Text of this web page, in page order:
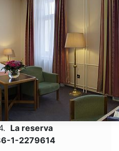
La reserva
1-2279614